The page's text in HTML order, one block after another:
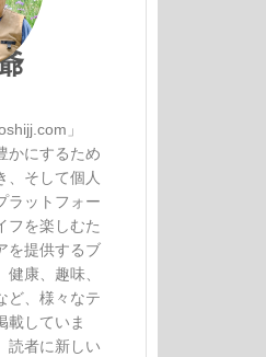
」
かにするため
、そして個人
ラットフォー
フを楽しむた
を提供するブ
康、趣味、
ど、様々なテ
載していま
読者に新しい